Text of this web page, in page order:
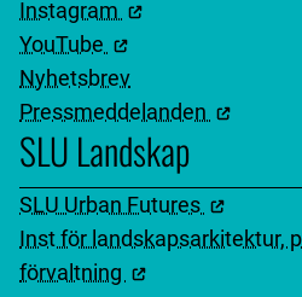
Instagram
YouTube
Nyhetsbrev
Pressmeddelanden
SLU Landskap
SLU Urban Futures
Inst för landskapsarkitektur,
förvaltning